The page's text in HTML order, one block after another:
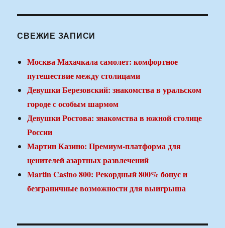
СВЕЖИЕ ЗАПИСИ
Москва Махачкала самолет: комфортное
путешествие между столицами
Девушки Березовский: знакомства в уральском
городе с особым шармом
Девушки Ростова: знакомства в южной столице
России
Мартин Казино: Премиум-платформа для
ценителей азартных развлечений
Martin Casino 800: Рекордный 800% бонус и
безграничные возможности для выигрыша